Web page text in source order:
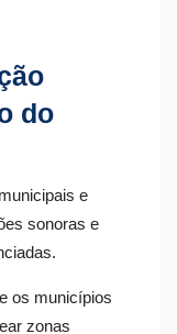
do
e
sonoras e
os municípios
zonas